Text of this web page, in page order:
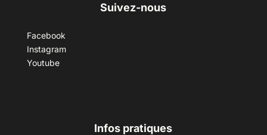
Suivez-nous
Facebook
Instagram
Youtube
Infos pratiques